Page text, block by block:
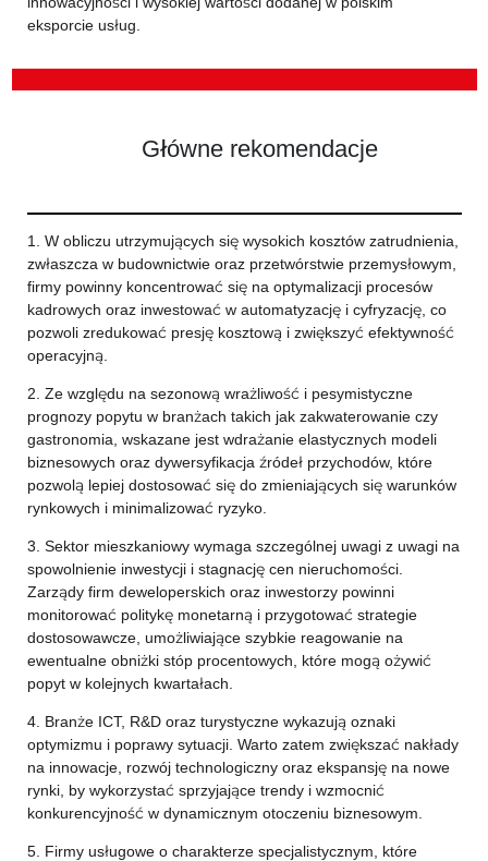
eksporcie usług.
Główne rekomendacje
1. W obliczu utrzymujących się wysokich kosztów zatrudnienia,
zwłaszcza w budownictwie oraz przetwórstwie przemysłowym,
firmy powinny koncentrować się na optymalizacji procesów
kadrowych oraz inwestować w automatyzację i cyfryzację, co
pozwoli zredukować presję kosztową i zwiększyć efektywność
operacyjną.
2. Ze względu na sezonową wrażliwość i pesymistyczne
prognozy popytu w branżach takich jak zakwaterowanie czy
gastronomia, wskazane jest wdrażanie elastycznych modeli
biznesowych oraz dywersyfikacja źródeł przychodów, które
pozwolą lepiej dostosować się do zmieniających się warunków
rynkowych i minimalizować ryzyko.
3. Sektor mieszkaniowy wymaga szczególnej uwagi z uwagi na
spowolnienie inwestycji i stagnację cen nieruchomości.
Zarządy firm deweloperskich oraz inwestorzy powinni
monitorować politykę monetarną i przygotować strategie
dostosowawcze, umożliwiające szybkie reagowanie na
ewentualne obniżki stóp procentowych, które mogą ożywić
popyt w kolejnych kwartałach.
4. Branże ICT, R&D oraz turystyczne wykazują oznaki
optymizmu i poprawy sytuacji. Warto zatem zwiększać nakłady
na innowacje, rozwój technologiczny oraz ekspansję na nowe
rynki, by wykorzystać sprzyjające trendy i wzmocnić
konkurencyjność w dynamicznym otoczeniu biznesowym.
5. Firmy usługowe o charakterze specjalistycznym, które